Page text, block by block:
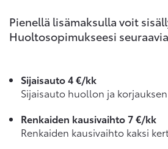
Pienellä lisämaksulla voit
Huoltosopimukseesi
Sijaisauto 4 €/kk
Sijaisauto huollon ja
Renkaiden kausivaihto 7 €/kk
Renkaiden kausivaihto kaksi